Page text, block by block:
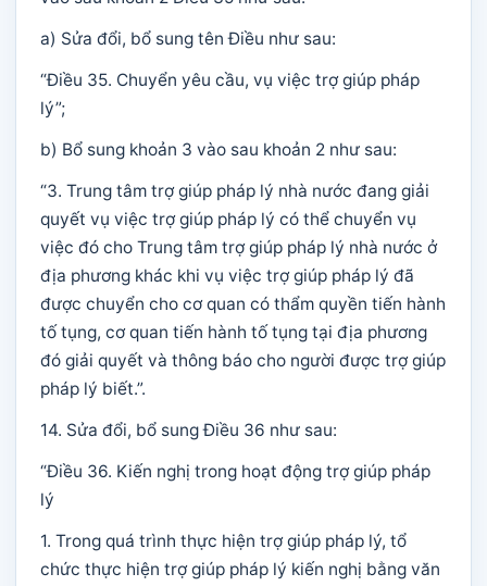
a) Sửa đổi, bổ sung tên Điều như sau:
“Điều 35. Chuyển yêu cầu, vụ việc trợ giúp pháp
lý”;
b) Bổ sung khoản 3 vào sau khoản 2 như sau:
“3. Trung tâm trợ giúp pháp lý nhà nước đang giải
quyết vụ việc trợ giúp pháp lý có thể chuyển vụ
việc đó cho Trung tâm trợ giúp pháp lý nhà nước ở
địa phương khác khi vụ việc trợ giúp pháp lý đã
được chuyển cho cơ quan có thẩm quyền tiến hành
tố tụng, cơ quan tiến hành tố tụng tại địa phương
đó giải quyết và thông báo cho người được trợ giúp
pháp lý biết.”.
14. Sửa đổi, bổ sung Điều 36 như sau:
“Điều 36. Kiến nghị trong hoạt động trợ giúp pháp
lý
1. Trong quá trình thực hiện trợ giúp pháp lý, tổ
chức thực hiện trợ giúp pháp lý kiến nghị bằng văn